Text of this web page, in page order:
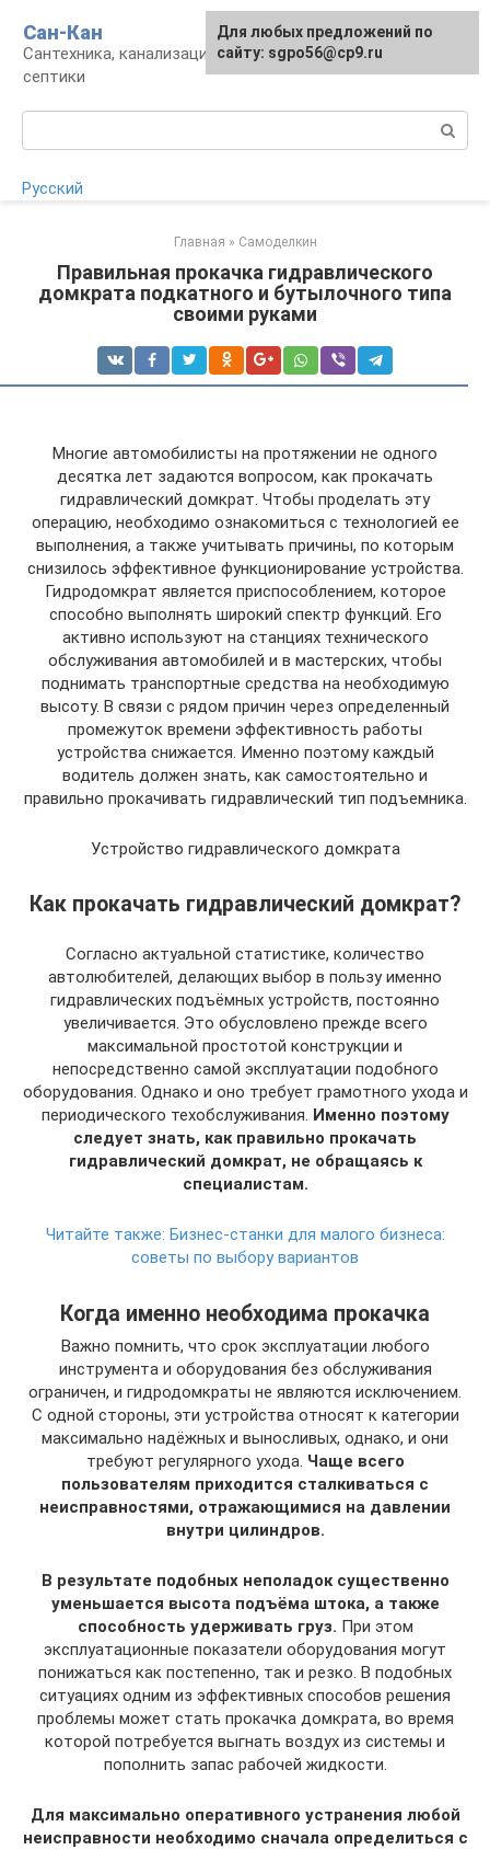
контенту
Сан-Кан
Сантехника, канализация, водопровод,
септики
Русский
Главная » Самоделкин
Правильная прокачка гидравлического
домкрата подкатного и бутылочного типа
своими руками
Многие автомобилисты на протяжении не одного
десятка лет задаются вопросом, как прокачать
гидравлический домкрат. Чтобы проделать эту
операцию, необходимо ознакомиться с технологией ее
выполнения, а также учитывать причины, по которым
снизилось эффективное функционирование устройства.
Гидродомкрат является приспособлением, которое
способно выполнять широкий спектр функций. Его
активно используют на станциях технического
обслуживания автомобилей и в мастерских, чтобы
поднимать транспортные средства на необходимую
высоту. В связи с рядом причин через определенный
промежуток времени эффективность работы
устройства снижается. Именно поэтому каждый
водитель должен знать, как самостоятельно и
правильно прокачивать гидравлический тип подъемника.
Устройство гидравлического домкрата
Как прокачать гидравлический домкрат?
Согласно актуальной статистике, количество
автолюбителей, делающих выбор в пользу именно
гидравлических подъёмных устройств, постоянно
увеличивается. Это обусловлено прежде всего
максимальной простотой конструкции и
непосредственно самой эксплуатации подобного
оборудования. Однако и оно требует грамотного ухода и
периодического техобслуживания. Именно поэтому
следует знать, как правильно прокачать
гидравлический домкрат, не обращаясь к
специалистам.
Читайте также: Бизнес-станки для малого бизнеса:
советы по выбору вариантов
Когда именно необходима прокачка
Важно помнить, что срок эксплуатации любого
инструмента и оборудования без обслуживания
ограничен, и гидродомкраты не являются исключением.
С одной стороны, эти устройства относят к категории
максимально надёжных и выносливых, однако, и они
требуют регулярного ухода. Чаще всего
пользователям приходится сталкиваться с
неисправностями, отражающимися на давлении
внутри цилиндров.
В результате подобных неполадок существенно
уменьшается высота подъёма штока, а также
способность удерживать груз. При этом
эксплуатационные показатели оборудования могут
понижаться как постепенно, так и резко. В подобных
ситуациях одним из эффективных способов решения
проблемы может стать прокачка домкрата, во время
которой потребуется выгнать воздух из системы и
пополнить запас рабочей жидкости.
Для максимально оперативного устранения любой
неисправности необходимо сначала определиться с
Для любых предложений по
сайту: sgpo56@cp9.ru